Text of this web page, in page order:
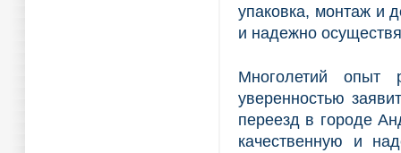
упаковка, монтаж и
и надежно
Многолетий
уверенностью
переезд в городе
качественную и